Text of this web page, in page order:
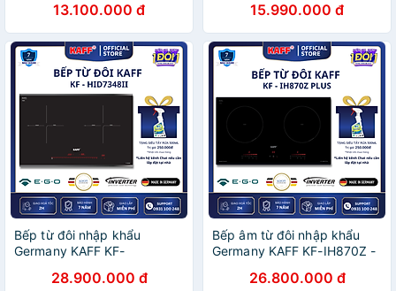
13.100.000 đ
Hãng Bảo Hành 36 Tháng
15.990.000 đ
Bếp từ đôi nhập khẩu
Germany KAFF KF-
Chính Hãng28.900.000 đ
Bếp âm từ đôi nhập khẩu
Germany KAFF KF-IH870Z -
26.800.000 đ